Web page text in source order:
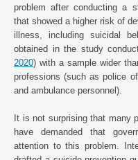
problem after conducting a
that showed a higher risk of
illness, including suicidal
obtained in the study
2020) with a sample wider
professions (such as police
and ambulance personnel).
It is not surprising that many
have demanded that
attention to this problem.